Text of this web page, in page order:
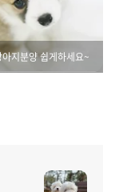
지분양 쉽게하세요~